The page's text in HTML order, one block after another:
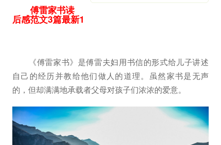
傅雷家书读
后感范文3篇最新1
《傅雷家书》是傅雷夫妇用书信的形式给儿子讲述
自己的经历并教给他们做人的道理。虽然家书是无声
的，但却满满地承载者父母对孩子们浓浓的爱意。